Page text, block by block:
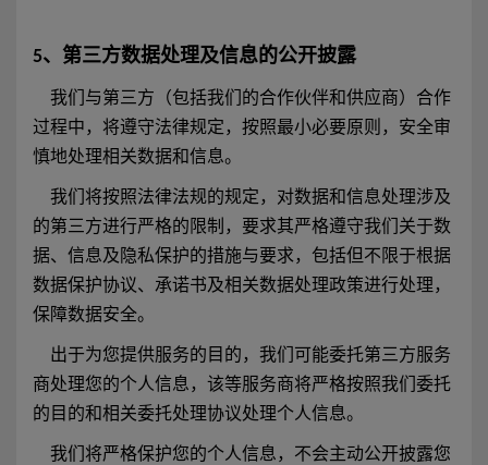
5、第三方数据处理及信息的公开披露
我们与第三方（包括我们的合作伙伴和供应商）合作
过程中，将遵守法律规定，按照最小必要原则，安全审
慎地处理相关数据和信息。
我们将按照法律法规的规定，对数据和信息处理涉及
的第三方进行严格的限制，要求其严格遵守我们关于数
据、信息及隐私保护的措施与要求，包括但不限于根据
数据保护协议、承诺书及相关数据处理政策进行处理，
保障数据安全。
出于为您提供服务的目的，我们可能委托第三方服务
商处理您的个人信息，该等服务商将严格按照我们委托
的目的和相关委托处理协议处理个人信息。
我们将严格保护您的个人信息，不会主动公开披露您